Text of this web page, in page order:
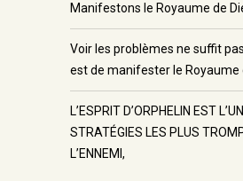
Manifestons le Royaume de
Voir les problèmes ne suffit
est de manifester le Royaume
L’ESPRIT D’ORPHELIN EST
STRATÉGIES LES PLUS
L’ENNEMI,